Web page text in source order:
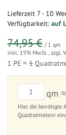
Lieferzeit 7 - 10
Verfügbarkeit: auf
74,95 € / 1 qm
inkl. 19% MwSt., zzgl.
1 PE ≈ 1
qm ≈
Hier die benötigte
Quadratmetern